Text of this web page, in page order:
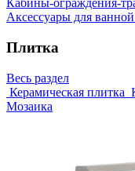
Кабины-ограждения-
Аксессуары для
Плитка
Весь раздел
Керамическая плитка
Мозаика